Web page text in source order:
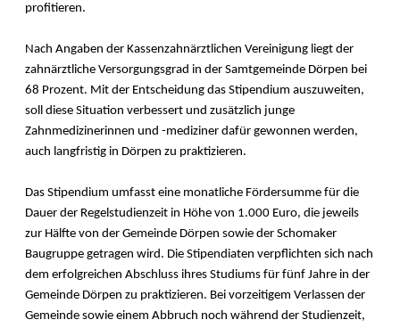
profitieren.
Nach Angaben der Kassenzahnärztlichen Vereinigung liegt der
zahnärztliche Versorgungsgrad in der Samtgemeinde Dörpen bei
68 Prozent. Mit der Entscheidung das Stipendium auszuweiten,
soll diese Situation verbessert und zusätzlich junge
Zahnmedizinerinnen und -mediziner dafür gewonnen werden,
auch langfristig in Dörpen zu praktizieren.
Das Stipendium umfasst eine monatliche Fördersumme für die
Dauer der Regelstudienzeit in Höhe von 1.000 Euro, die jeweils
zur Hälfte von der Gemeinde Dörpen sowie der Schomaker
Baugruppe getragen wird. Die Stipendiaten verpflichten sich nach
dem erfolgreichen Abschluss ihres Studiums für fünf Jahre in der
Gemeinde Dörpen zu praktizieren. Bei vorzeitigem Verlassen der
Gemeinde sowie einem Abbruch noch während der Studienzeit,